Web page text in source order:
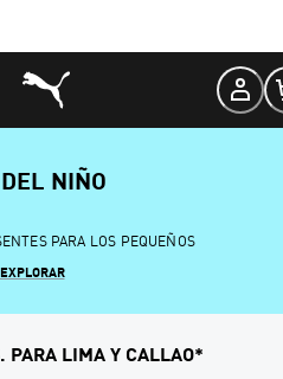
NIÑO
PARA LOS PEQUEÑOS
EXPLORAR
PARA LIMA Y CALLAO*